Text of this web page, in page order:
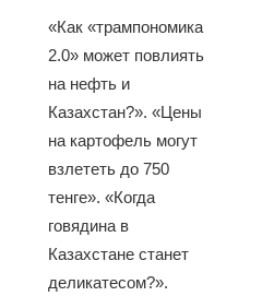
«Как «трампономика
2.0» может повлиять
на нефть и
Казахстан?». «Цены
на картофель могут
взлететь до 750
тенге». «Когда
говядина в
Казахстане станет
деликатесом?».